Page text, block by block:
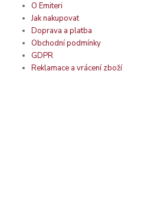
O Emiteri
Jak nakupovat
Doprava a platba
Obchodní podmínky
GDPR
Reklamace a vrácení zboží